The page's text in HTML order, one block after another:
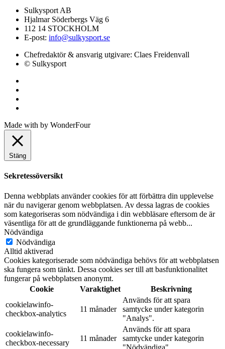
Sulkysport AB
Hjalmar Söderbergs Väg 6
112 14 STOCKHOLM
E-post: info@sulkysport.se
Chefredaktör & ansvarig utgivare: Claes Freidenvall
© Sulkysport
Made with by WonderFour
Stäng
Sekretessöversikt
Denna webbplats använder cookies för att förbättra din upplevelse
när du navigerar genom webbplatsen. Av dessa lagras de cookies
som kategoriseras som nödvändiga i din webbläsare eftersom de är
väsentliga för att de grundläggande funktionerna på webb...
Nödvändiga
Nödvändiga
Alltid aktiverad
Cookies kategoriserade som nödvändiga behövs för att webbplatsen
ska fungera som tänkt. Dessa cookies ser till att basfunktionalitet
fungerar på webbplatsen anonymt.
Cookie
Varaktighet
Beskrivning
cookielawinfo-
checkbox-analytics
11 månader
Används för att spara
samtycke under kategorin
"Analys".
cookielawinfo-
checkbox-necessary
11 månader
Används för att spara
samtycke under kategorin
"Nödvändiga".